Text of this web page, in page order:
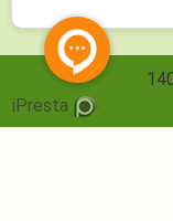
iPresta